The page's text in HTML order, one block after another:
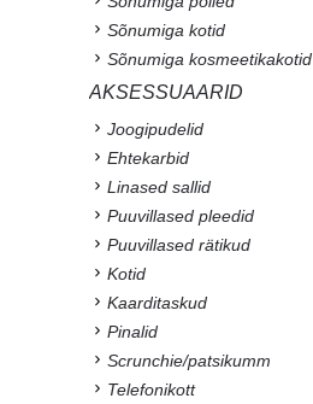
Sõnumiga kotid
Sõnumiga kosmeetikakotid
AKSESSUAARID
Joogipudelid
Ehtekarbid
Linased sallid
Puuvillased pleedid
Puuvillased rätikud
Kotid
Kaarditaskud
Pinalid
Scrunchie/patsikumm
Telefonikott